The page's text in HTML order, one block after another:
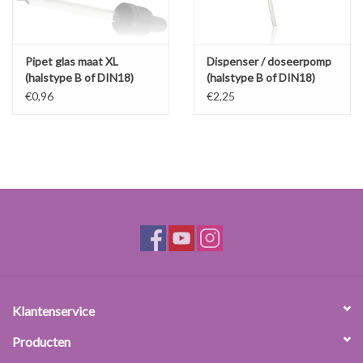
Pipet glas maat XL
(halstype B of DIN18)
€0,96
Dispenser / doseerpomp
(halstype B of DIN18)
€2,25
Klantenservice
Producten